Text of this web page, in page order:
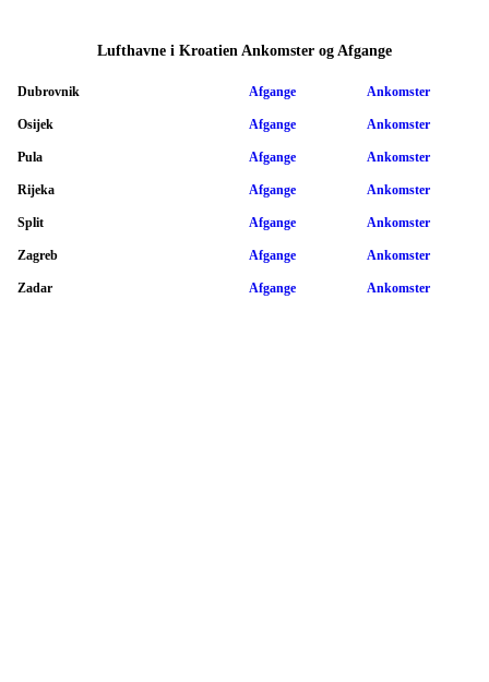
Lufthavne i Kroatien Ankomster og Afgange
Dubrovnik Afgange Ankomster
Osijek Afgange Ankomster
Pula Afgange Ankomster
Rijeka Afgange Ankomster
Split Afgange Ankomster
Zagreb Afgange Ankomster
Zadar Afgange Ankomster